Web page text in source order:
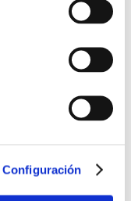
Configuración